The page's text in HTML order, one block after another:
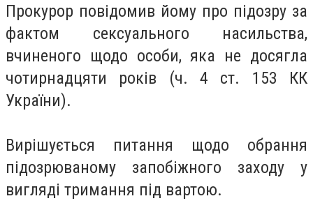
Прокурор повідомив йому про підозру за
фактом сексуального насильства,
вчиненого щодо особи, яка не досягла
чотирнадцяти років (ч. 4 ст. 153 КК
України).
Вирішується питання щодо обрання
підозрюваному запобіжного заходу у
вигляді тримання під вартою.